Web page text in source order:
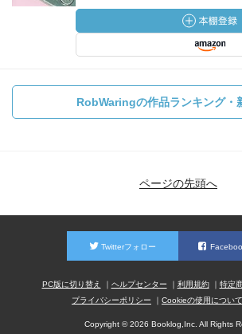
RobWaringの作品ランキング・
ページの先頭へ
Twitterフォロー
PC版に切り替え ヘルプセンター 利用規約
特定
プライバシーポリシー
Cookieの使用について
Copyright © 2026 Booklog,Inc. All Rights